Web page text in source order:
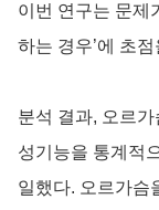
이번 연구는 문제
하는 경우’에 초
분석 결과, 오르
성기능을 통계적
일했다. 오르가슴